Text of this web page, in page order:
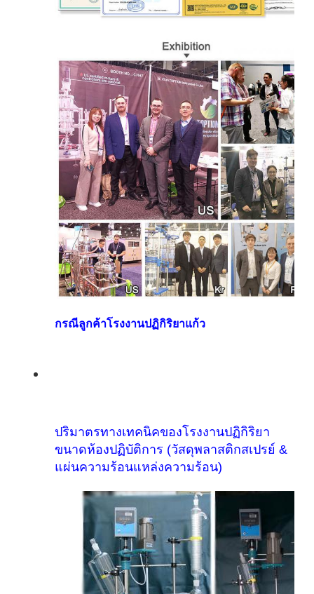
กรณีลูกค้าโรงงานปฏิกิริยาแก้ว
ปริมาตรทางเทคนิคของโรงงานปฏิกิริยา
ขนาดห้องปฏิบัติการ (วัสดุพลาสติกสเปรย์ &
แผ่นความร้อนแหล่งความร้อน)